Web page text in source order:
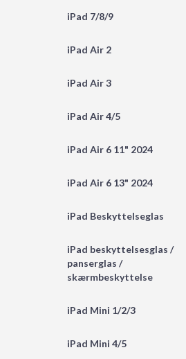
iPad 7/8/9
iPad Air 2
iPad Air 3
iPad Air 4/5
iPad Air 6 11" 2024
iPad Air 6 13" 2024
iPad Beskyttelseglas
iPad beskyttelsesglas /
panserglas /
skærmbeskyttelse
iPad Mini 1/2/3
iPad Mini 4/5